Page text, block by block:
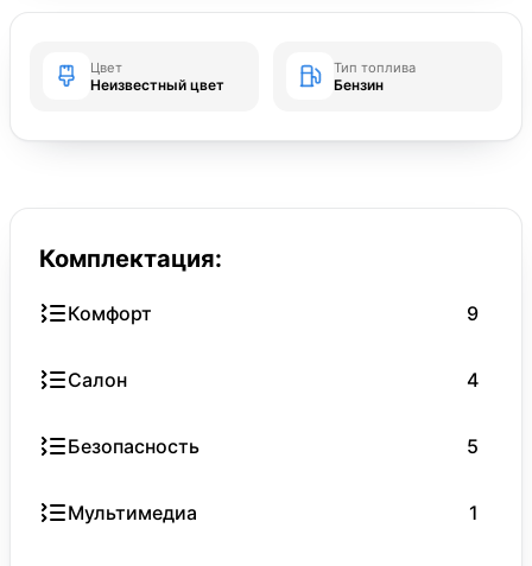
Цвет
Неизвестный цвет
Тип топлива
Бензин
Комплектация:
Комфорт 9
Салон 4
Безопасность 5
Мультимедиа 1